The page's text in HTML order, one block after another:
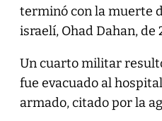
terminó con la muerte
israelí, Ohad Dahan, de
Un cuarto militar
fue evacuado al
armado, citado por la